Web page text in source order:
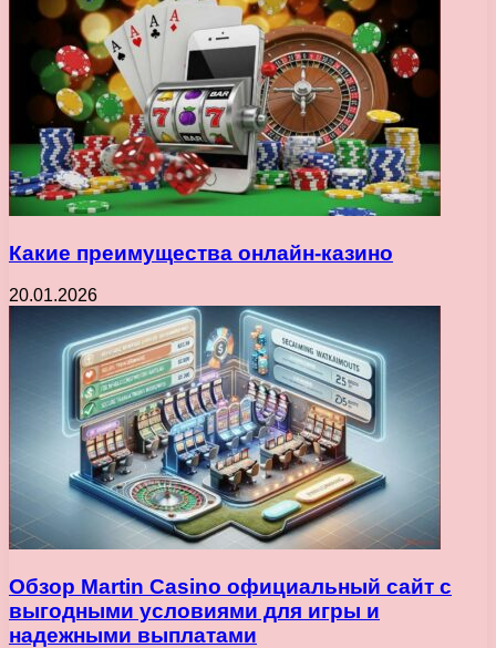
Какие преимущества онлайн-казино
20.01.2026
Обзор Martin Casino официальный сайт с
выгодными условиями для игры и
надежными выплатами